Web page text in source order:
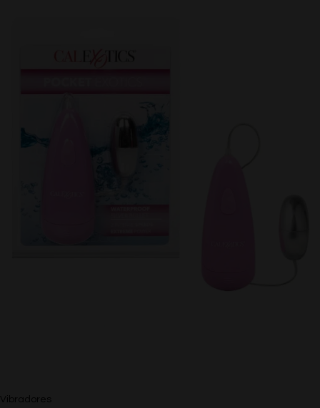
Vibradores